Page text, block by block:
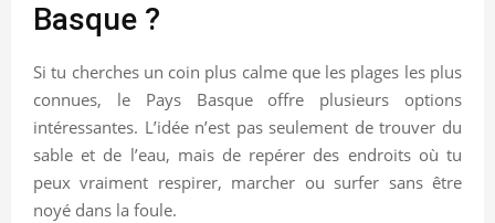
Basque ?
Si tu cherches un coin plus calme que les plages les plus
connues, le Pays Basque offre plusieurs options
intéressantes. L’idée n’est pas seulement de trouver du
sable et de l’eau, mais de repérer des endroits où tu
peux vraiment respirer, marcher ou surfer sans être
noyé dans la foule.